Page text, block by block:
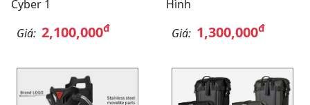
Cyber 1
Giá: 2,100,000đ
Hình
Giá: 1,300,000đ